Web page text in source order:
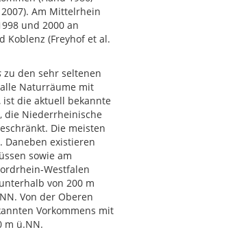
Am Mittelrhein
und 2000 an
Koblenz (Freyhof et al.
zu den sehr seltenen
Naturräume mit
ist die aktuell bekannte
die Niederrheinische
Die meisten
Daneben existieren
sowie am
Westfalen
von 200 m
Von der Oberen
Vorkommens mit
m ü.NN.